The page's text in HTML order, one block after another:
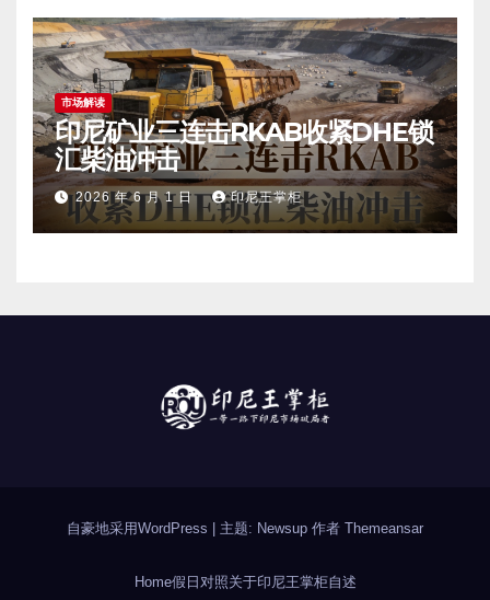
市场解读
印尼矿业三连击RKAB收紧DHE锁
汇柴油冲击
2026 年 6 月 1 日 印尼王掌柜
自豪地采用WordPress 主题: Newsup 作者 Themeansar
Home假日对照关于印尼王掌柜自述